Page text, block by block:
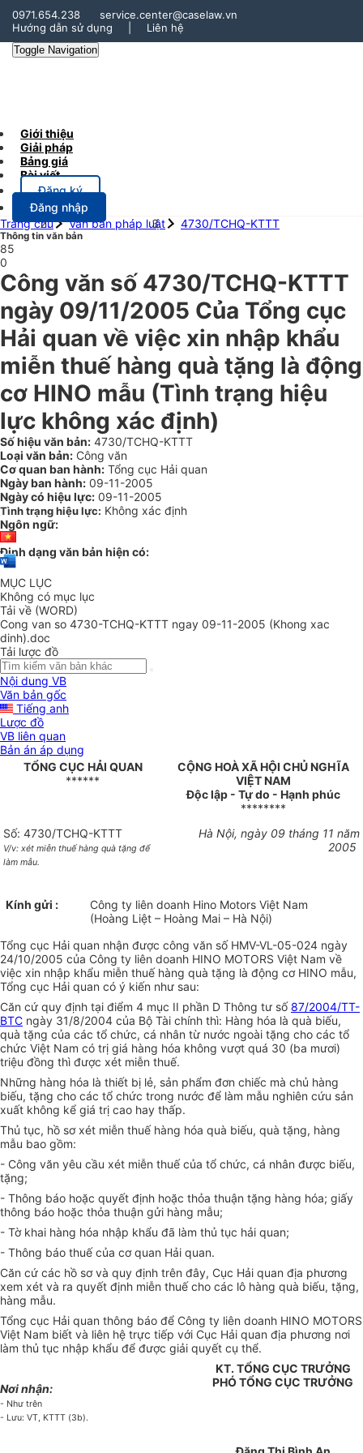
0971.654.238
service.center@caselaw.vn
Hướng dẫn sử dụng
Liên hệ
Toggle Navigation
Giới thiệu
Giải pháp
Bảng giá
Bài viết
Đăng ký
Đăng nhập
Trang chủ
Văn bản pháp luật 4730/TCHQ-KTTT
Thông tin văn bản
85
0
Công văn số 4730/TCHQ-KTTT
ngày 09/11/2005 Của Tổng cục
Hải quan về việc xin nhập khẩu
miễn thuế hàng quà tặng là động
cơ HINO mẫu (Tình trạng hiệu
lực không xác định)
Số hiệu văn bản: 4730/TCHQ-KTTT
Loại văn bản: Công văn
Cơ quan ban hành: Tổng cục Hải quan
Ngày ban hành: 09-11-2005
Ngày có hiệu lực: 09-11-2005
Tình trạng hiệu lực: Không xác định
Ngôn ngữ:
Định dạng văn bản hiện có:
MỤC LỤC
Không có mục lục
Tải về (WORD)
Cong van so 4730-TCHQ-KTTT ngay 09-11-2005 (Khong xac
dinh).doc
Tải lược đồ
Nội dung VB
Văn bản gốc
Tiếng anh
Lược đồ
VB liên quan
Bản án áp dụng
TỔNG CỤC HẢI QUAN
******
CỘNG HOÀ XÃ HỘI CHỦ NGHĨA
VIỆT NAM
Độc lập - Tự do - Hạnh phúc
********
Số: 4730/TCHQ-KTTT
V/v: xét miễn thuế hàng quà tặng để
làm mẫu.
Hà Nội, ngày 09 tháng 11 năm
2005
Kính gửi :
Công ty liên doanh Hino Motors Việt Nam
(Hoàng Liệt – Hoàng Mai – Hà Nội)
Tổng cục Hải quan nhận được công văn số HMV-VL-05-024 ngày
24/10/2005 của Công ty liên doanh HINO MOTORS Việt Nam về
việc xin nhập khẩu miễn thuế hàng quà tặng là động cơ HINO mẫu,
Tổng cục Hải quan có ý kiến như sau:
Căn cứ quy định tại điểm 4 mục II phần D Thông tư số87/2004/TT-
BTC ngày 31/8/2004 của Bộ Tài chính thì: Hàng hóa là quà biếu,
quà tặng của các tổ chức, cá nhân từ nước ngoài tặng cho các tổ
chức Việt Nam có trị giá hàng hóa không vượt quá 30 (ba mươi)
triệu đồng thì được xét miễn thuế.
Những hàng hóa là thiết bị lẻ, sản phẩm đơn chiếc mà chủ hàng
biếu, tặng cho các tổ chức trong nước để làm mẫu nghiên cứu sản
xuất không kể giá trị cao hay thấp.
Thủ tục, hồ sơ xét miễn thuế hàng hóa quà biếu, quà tặng, hàng
mẫu bao gồm:
- Công văn yêu cầu xét miễn thuế của tổ chức, cá nhân được biếu,
tặng;
- Thông báo hoặc quyết định hoặc thỏa thuận tặng hàng hóa; giấy
thông báo hoặc thỏa thuận gửi hàng mẫu;
- Tờ khai hàng hóa nhập khẩu đã làm thủ tục hải quan;
- Thông báo thuế của cơ quan Hải quan.
Căn cứ các hồ sơ và quy định trên đây, Cục Hải quan địa phương
xem xét và ra quyết định miễn thuế cho các lô hàng quà biếu, tặng,
hàng mẫu.
Tổng cục Hải quan thông báo để Công ty liên doanh HINO MOTORS
Việt Nam biết và liên hệ trực tiếp với Cục Hải quan địa phương nơi
làm thủ tục nhập khẩu để được giải quyết cụ thể.
Nơi nhận:
- Như trên
- Lưu: VT, KTTT (3b).
KT. TỔNG CỤC TRƯỞNG
PHÓ TỔNG CỤC TRƯỞNG